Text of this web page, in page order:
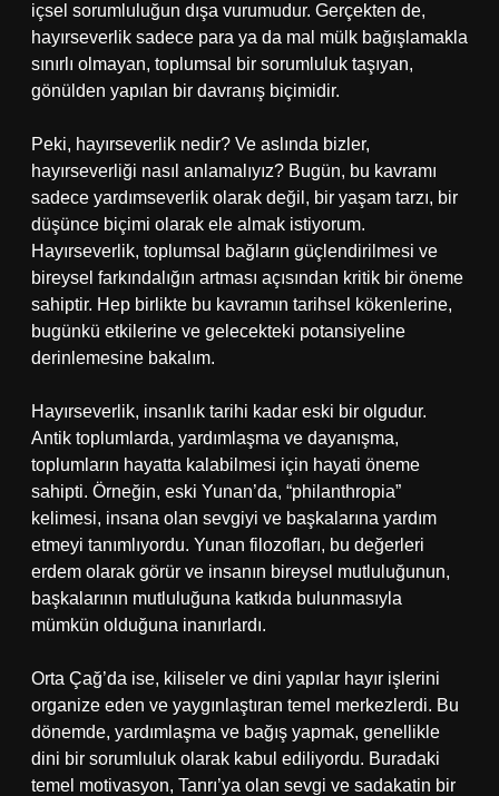
içsel sorumluluğun dışa vurumudur. Gerçekten de,
hayırseverlik sadece para ya da mal mülk bağışlamakla
sınırlı olmayan, toplumsal bir sorumluluk taşıyan,
gönülden yapılan bir davranış biçimidir.
Peki, hayırseverlik nedir? Ve aslında bizler,
hayırseverliği nasıl anlamalıyız? Bugün, bu kavramı
sadece yardımseverlik olarak değil, bir yaşam tarzı, bir
düşünce biçimi olarak ele almak istiyorum.
Hayırseverlik, toplumsal bağların güçlendirilmesi ve
bireysel farkındalığın artması açısından kritik bir öneme
sahiptir. Hep birlikte bu kavramın tarihsel kökenlerine,
bugünkü etkilerine ve gelecekteki potansiyeline
derinlemesine bakalım.
Hayırseverlik, insanlık tarihi kadar eski bir olgudur.
Antik toplumlarda, yardımlaşma ve dayanışma,
toplumların hayatta kalabilmesi için hayati öneme
sahipti. Örneğin, eski Yunan’da, “philanthropia”
kelimesi, insana olan sevgiyi ve başkalarına yardım
etmeyi tanımlıyordu. Yunan filozofları, bu değerleri
erdem olarak görür ve insanın bireysel mutluluğunun,
başkalarının mutluluğuna katkıda bulunmasıyla
mümkün olduğuna inanırlardı.
Orta Çağ’da ise, kiliseler ve dini yapılar hayır işlerini
organize eden ve yaygınlaştıran temel merkezlerdi. Bu
dönemde, yardımlaşma ve bağış yapmak, genellikle
dini bir sorumluluk olarak kabul ediliyordu. Buradaki
temel motivasyon, Tanrı’ya olan sevgi ve sadakatin bir